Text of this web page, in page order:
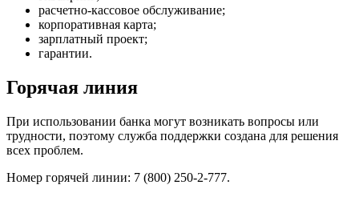
расчетно-кассовое обслуживание;
корпоративная карта;
зарплатный проект;
гарантии.
Горячая линия
При использовании банка могут возникать вопросы или
трудности, поэтому служба поддержки создана для решения
всех проблем.
Номер горячей линии: 7 (800) 250-2-777.